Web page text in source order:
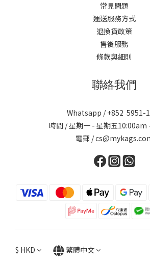
常見問題
運送服務方式
退換貨政策
售後服務
條款與細則
聯絡我們
Whatsapp / +852 5951-
時間 / 星期一 - 星期五10:00am
電郵 /
$ HKD 繁體中文